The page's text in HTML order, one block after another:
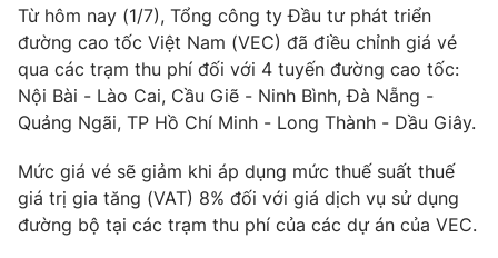
Thế giới đó đây
Câu chuyện quốc tế
Tài chính
Thị trường
Góc doanh nghiệp
Dữ liệu và đời sống
Truyền hình
Phim VTV
Hậu trường
Giải trí
Điện ảnh
Từ hôm nay (1/7), Tổng công ty Đầu tư phát triển
đường cao tốc Việt Nam (VEC) đã điều chỉnh giá vé
qua các trạm thu phí đối với 4 tuyến đường cao tốc:
Nội Bài - Lào Cai, Cầu Giẽ - Ninh Bình, Đà Nẵng -
Quảng Ngãi, TP Hồ Chí Minh - Long Thành - Dầu Giây.
Mức giá vé sẽ giảm khi áp dụng mức thuế suất thuế
giá trị gia tăng (VAT) 8% đối với giá dịch vụ sử dụng
đường bộ tại các trạm thu phí của các dự án của VEC.